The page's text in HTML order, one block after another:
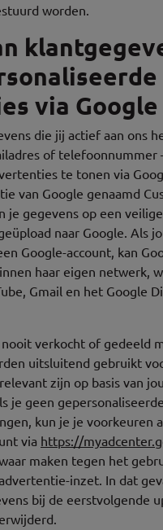
worden.
via Google
die jij actief aan ons
of telefoonnummer
te tonen via
van Google genaamd
je gegevens op een
naar Google. Als
Google-account, kan
haar eigen netwerk,
Gmail en het Google
verkocht of gedeeld
uitsluitend gebruikt
zijn op basis van
je geen
kun je je voorkeuren
via https://
maken tegen het
inzet. In dat
bij de eerstvolgende